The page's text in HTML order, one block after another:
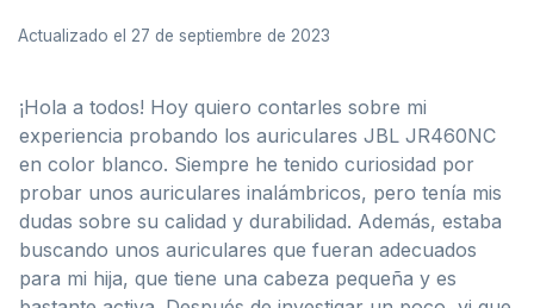
Actualizado el 27 de septiembre de 2023
¡Hola a todos! Hoy quiero contarles sobre mi
experiencia probando los auriculares JBL JR460NC
en color blanco. Siempre he tenido curiosidad por
probar unos auriculares inalámbricos, pero tenía mis
dudas sobre su calidad y durabilidad. Además, estaba
buscando unos auriculares que fueran adecuados
para mi hija, que tiene una cabeza pequeña y es